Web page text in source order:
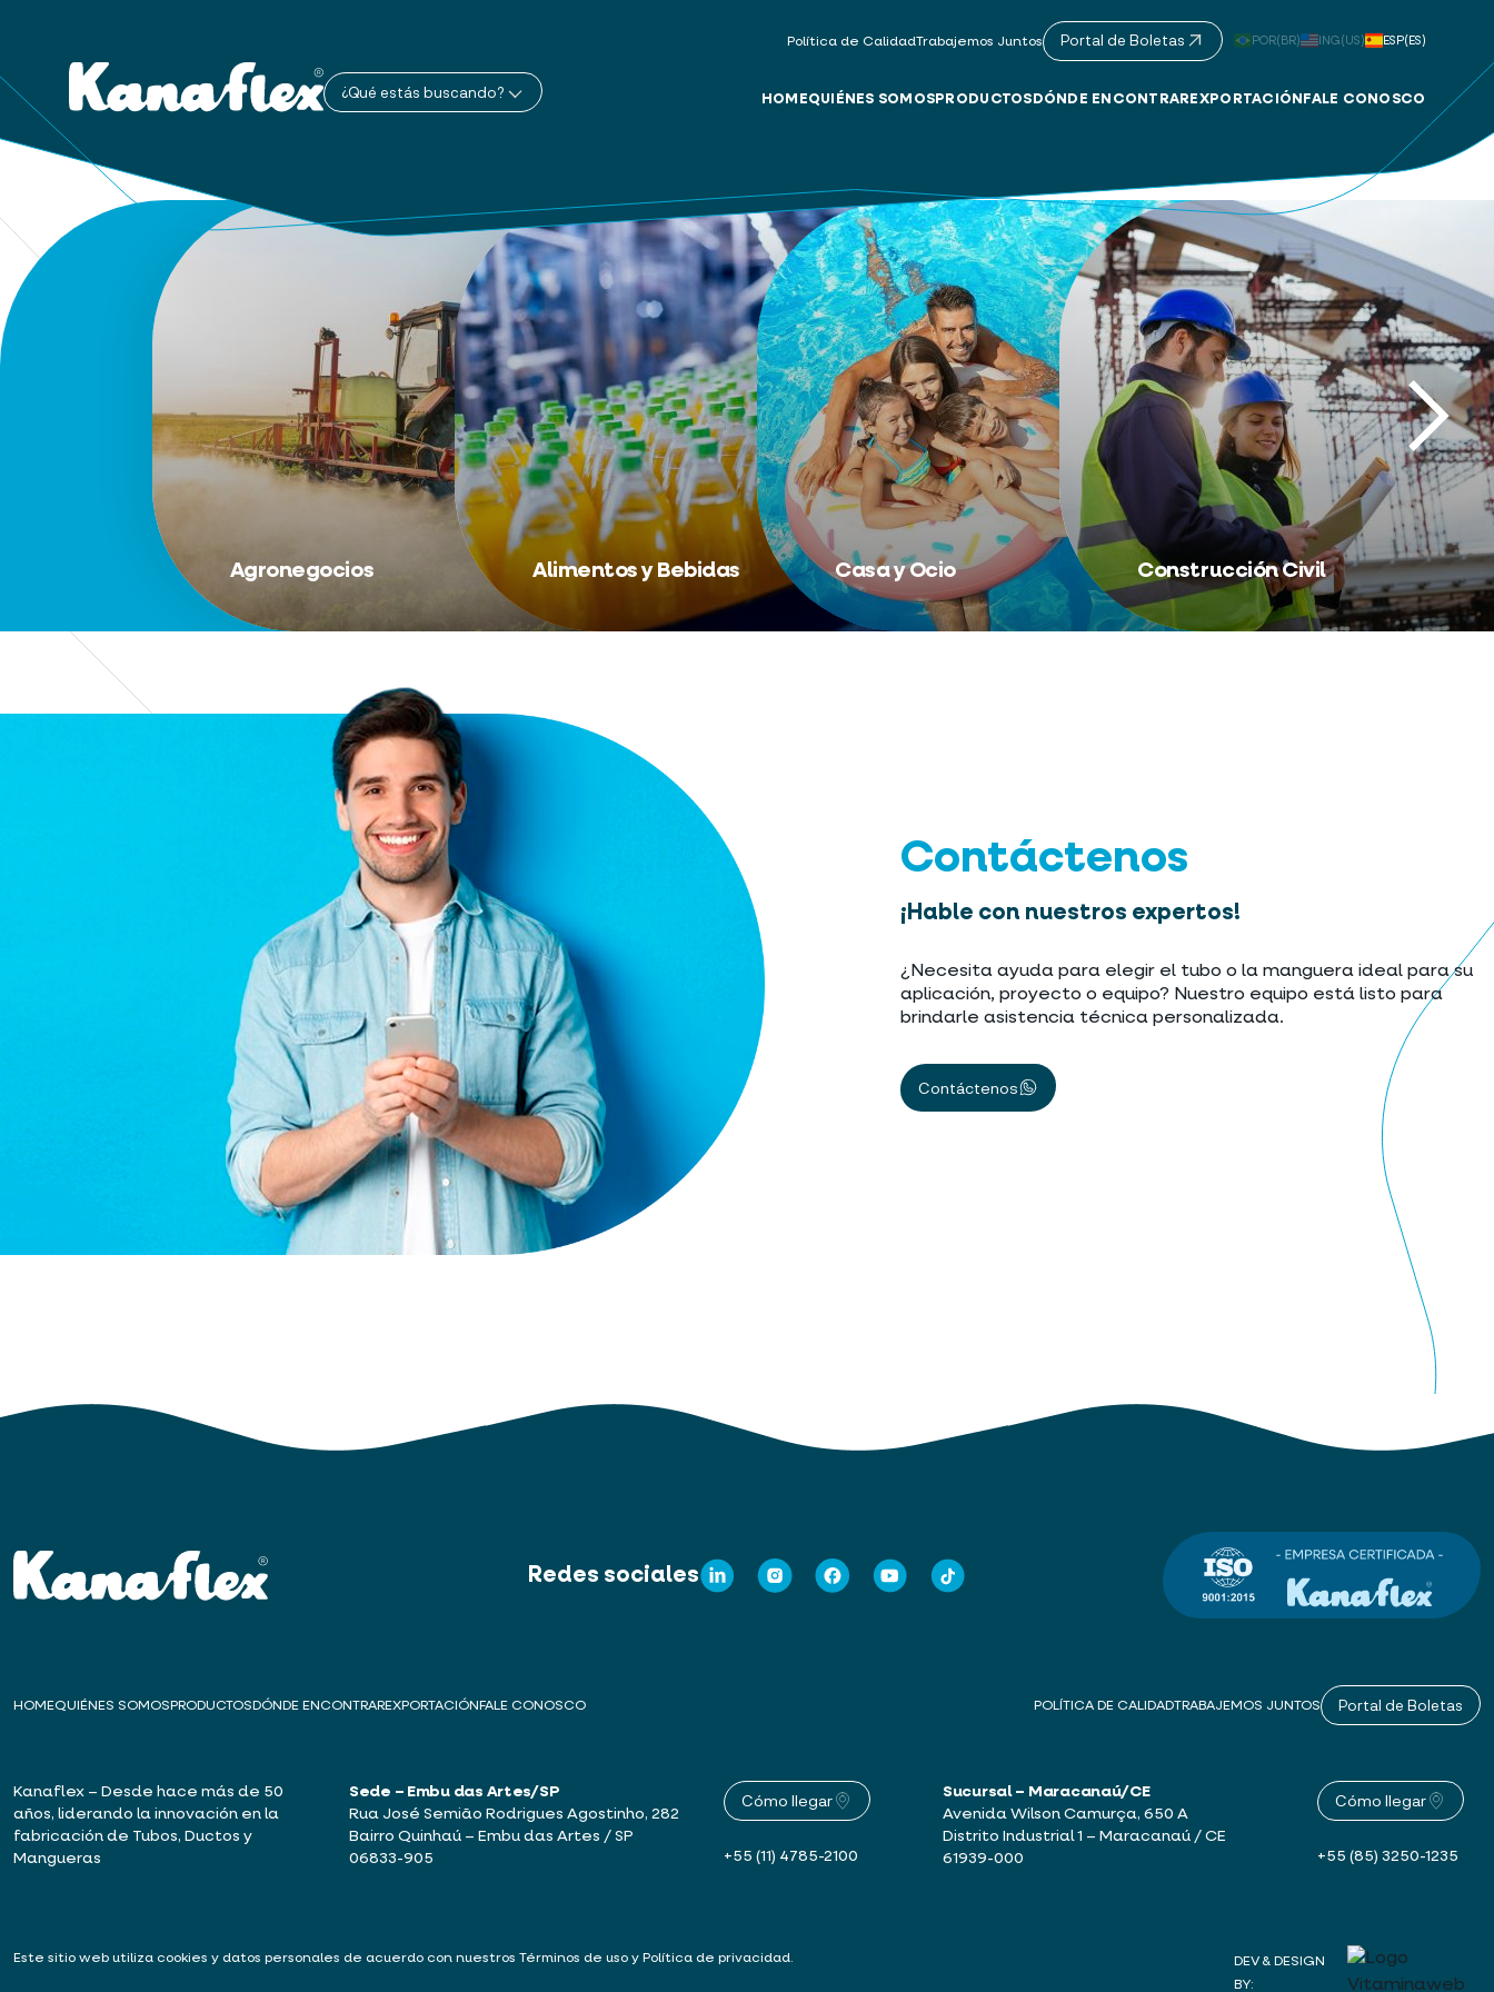
Política de CalidadTrabajemos Juntos Portal de Boletas POR(BR) ING(US) ESP(ES)
¿Qué estás buscando? HOMEQUIÉNES SOMOS PRODUCTOS DÓNDE ENCONTRAR EXPORTACIÓN FALE CONOSCO
Agronegocios Alimentos y Bebidas Casa y Ocio Construcción Civil
Contáctenos
¡Hable con nuestros expertos!
¿Necesita ayuda para elegir el tubo o la manguera ideal para su
aplicación, proyecto o equipo? Nuestro equipo está listo para
brindarle asistencia técnica personalizada.
Contáctenos
Redes sociales
HOMEQUIÉNES SOMOS PRODUCTOS DÓNDE ENCONTRAREXPORTACIÓN FALE CONOSCO POLÍTICA DE CALIDADTRABAJEMOS JUNTOS Portal de Boletas
Kanaflex – Desde hace más de 50
años, liderando la innovación en la
fabricación de Tubos, Ductos y
Mangueras
Sede – Embu das Artes/SP
Rua José Semião Rodrigues Agostinho, 282
Bairro Quinhaú – Embu das Artes / SP
06833-905
Cómo llegar
+55 (11) 4785-2100
Sucursal – Maracanaú/CE
Avenida Wilson Camurça, 650 A
Distrito Industrial 1 – Maracanaú / CE
61939-000
Cómo llegar
+55 (85) 3250-1235
Este sitio web utiliza cookies y datos personales de acuerdo con nuestros Términos de uso y Política de privacidad.
DEV & DESIGN
BY: